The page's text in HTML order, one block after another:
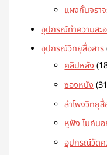
แผงกั้นจรา
อุปกรณ์ทำความสะ
อุปกรณ์วิทยุสื่อสาร
คลิปหลัง
ซองหนัง
ลำโพงวิทยุสื่
หูฟัง ไมค์น
อุปกรณ์วัดค